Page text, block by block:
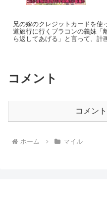
兄の嫁のクレジットカードを使
道旅行に行くブラコンの義妹「
ら返してあげる」と言って、計
コメント
コメン
ホーム マイル